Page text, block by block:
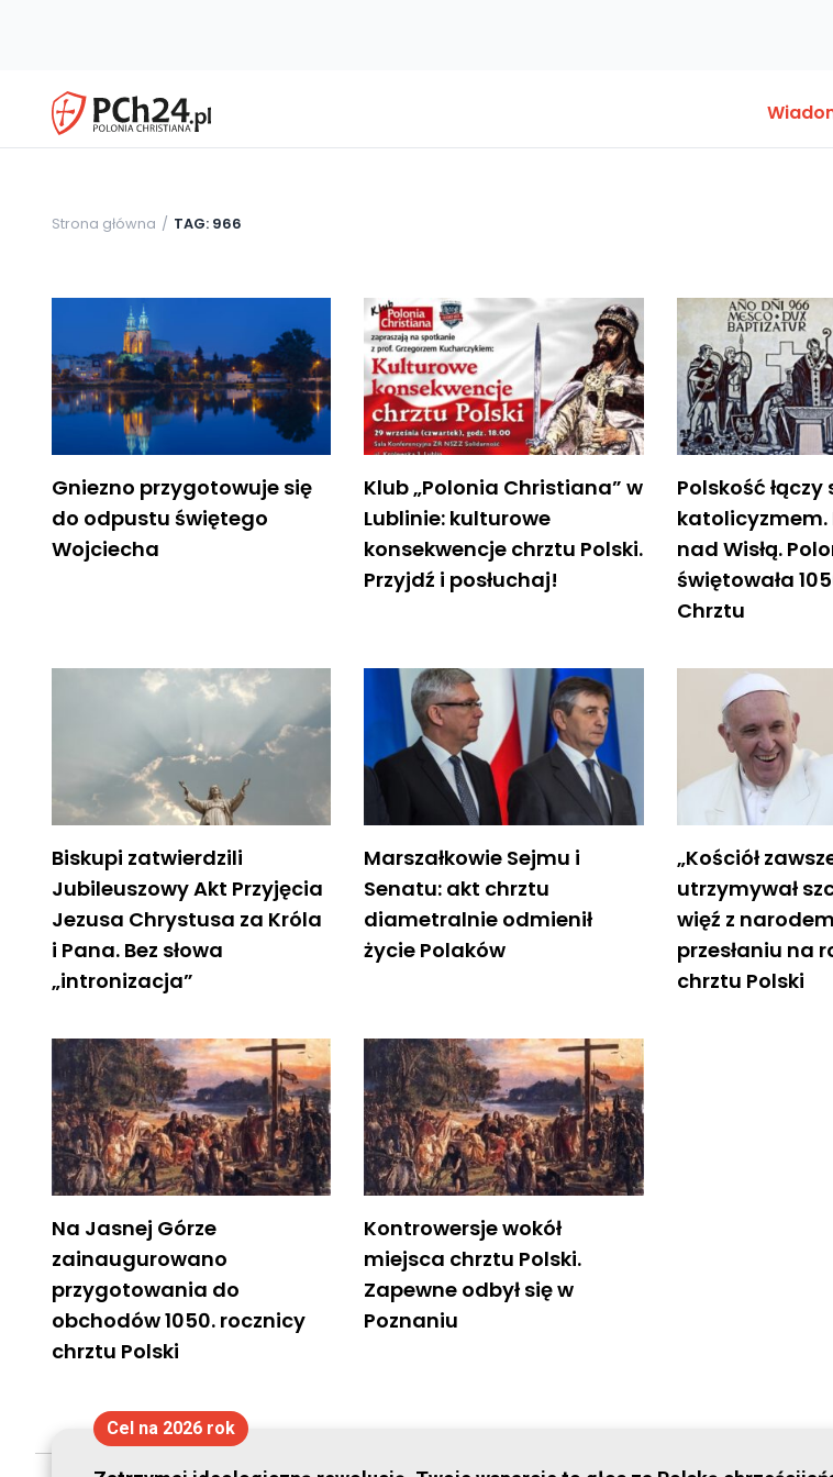
Strona główna TAG: 966
Gniezno przygotowuje się
do odpustu świętego
Wojciecha
Klub „Polonia Christiana” w
Lublinie: kulturowe
konsekwencje chrztu Polski.
Przyjdź i posłuchaj!
Polskość łączy
katolicyzmem.
nad Wisłą.
świętowała
Chrztu
Biskupi zatwierdzili
Jubileuszowy Akt Przyjęcia
Jezusa Chrystusa za Króla
i Pana. Bez słowa
„intronizacja”
Marszałkowie Sejmu i
Senatu: akt chrztu
diametralnie odmienił
życie Polaków
„Kościół
utrzymywał
więź z
przesłaniu na
chrztu Polski
Na Jasnej Górze
zainaugurowano
przygotowania do
obchodów 1050. rocznicy
chrztu Polski
Kontrowersje wokół
miejsca chrztu Polski.
Zapewne odbył się w
Poznaniu
Cel na 2026 rok